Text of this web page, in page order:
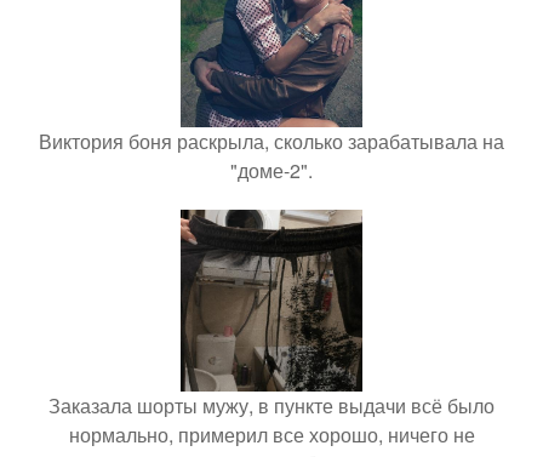
Виктория боня раскрыла, сколько зарабатывала на
"доме-2".
Заказала шорты мужу, в пункте выдачи всё было
нормально, примерил все хорошо, ничего не